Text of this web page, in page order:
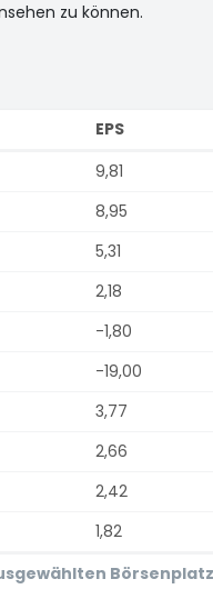
zu können.
EPS
9,81
8,95
5,31
2,18
-1,80
-19,00
3,77
2,66
2,42
1,82